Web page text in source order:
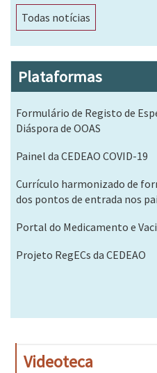
Todas notícias
Plataformas
Formulário de Registo de
Diáspora de OOAS
Painel da CEDEAO COVID-19
Currículo harmonizado de
dos pontos de entrada nos
Portal do Medicamento e
Projeto RegECs da CEDEAO
Videoteca